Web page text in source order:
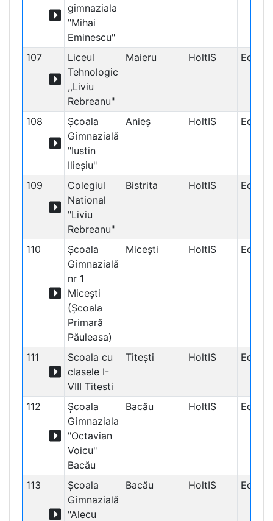
gimnaziala
"Mihai
Eminescu"
107
Liceul
Tehnologic
,,Liviu
Rebreanu"
Maieru HoltIS
108
Şcoala
Gimnazială
"Iustin
Ilieşiu"
Anieş HoltIS
109
Colegiul
National
"Liviu
Rebreanu"
Bistrita HoltIS
110
Școala
Gimnazială
nr 1
Micești
(Școala
Primară
Păuleasa)
Micești HoltIS
111
Scoala cu
clasele I-
VIII Titesti
Titești HoltIS
112
Şcoala
Gimnaziala
"Octavian
Voicu"
Bacău
Bacău HoltIS
113
Școala
Gimnazială
"Alecu
Bacău HoltIS